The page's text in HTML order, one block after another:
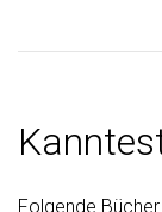
Folgende